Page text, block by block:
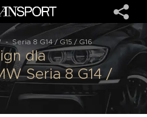
- Seria 8 G14 / G15 / G16
dla
Seria 8 G14 /